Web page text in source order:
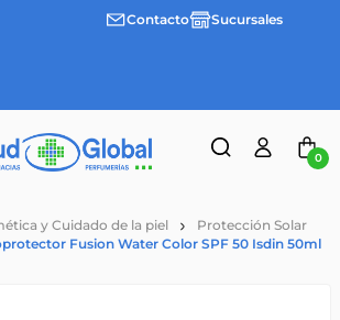
Envíos
Contacto Sucursales
0
y Cuidado de la piel
Protección Solar
Fusion Water Color SPF 50 Isdin 50ml